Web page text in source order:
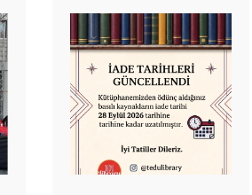
Yaz…
İade
Tarihleri
Güncellendi